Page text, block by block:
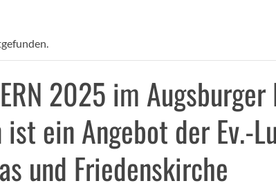
2025 im Augsburger
ein Angebot der Ev.-
und Friedenskirche